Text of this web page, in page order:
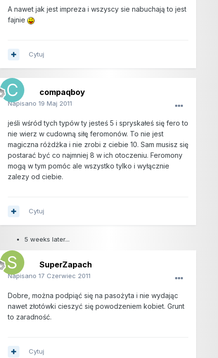
A nawet jak jest impreza i wszyscy sie nabuchają to jest
fajnie
Cytuj
compaqboy
Napisano 19 Maj 2011
jeśli wśród tych typów ty jesteś 5 i spryskałeś się fero to
nie wierz w cudowną siłę feromonów. To nie jest
magiczna różdżka i nie zrobi z ciebie 10. Sam musisz się
postarać być co najmniej 8 w ich otoczeniu. Feromony
mogą w tym pomóc ale wszystko tylko i wyłącznie
zalezy od ciebie.
Cytuj
5 weeks later...
SuperZapach
Napisano 17 Czerwiec 2011
Dobre, można podpiąć się na pasożyta i nie wydając
nawet złotówki cieszyć się powodzeniem kobiet. Grunt
to zaradność.
Cytuj